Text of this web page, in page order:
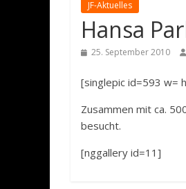
JF-Aktuelles
Hansa
25. September 2010
[singlepic id=593 w=
Zusammen mit ca.
besucht.
[nggallery id=11]